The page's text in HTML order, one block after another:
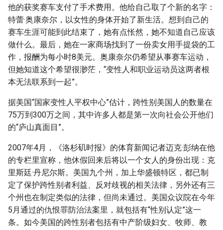
他的获奖赛车支付了手术费用。他给自己取了个新的名字：
特蕾·奥康奈尔，以女性的身体开始了新生活。想到自己的
赛车生涯可能到此结束了，她有点怅然，她不知道自己应该
做什么。最后，她在一家商场找到了一份卖女用手提袋的工
作，报酬为每小时8美元。奥康奈尔仍希望从事赛车运动，
但她知道这个希望很渺茫，“变性人和职业运动员这两者根
本无法联系到一起”。
据美国“国家变性人平权中心”估计，跨性别美国人的数量在
75万到300万之间，其中许多人都是第一次向社会公开他们
的“庐山真面目”。
2007年4月，《洛杉矶时报》的体育新闻记者迈克·彭纳在他
的专栏里宣称，他休假回来后将以一个女人的身份出现：克
里斯廷·丹尼尔斯。美国九个州，加上华盛顿特区，都已制
定了保护跨性别者利益、反对歧视的相关法律，另外还有三
个州也在制定类似的法律，但尚未通过。美国众议院在今年
5月通过的仇恨罪防治法案里，就包括有“性别认定”这一
条。如今美国的跨性别者包括有中产阶级妇女、牧师、教